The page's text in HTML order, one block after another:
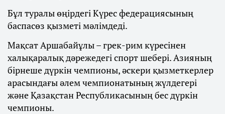
Бұл туралы өңірдегі Күрес федерациясының
баспасөз қызметі мәлімдеді.
Мақсат Аршабайұлы – грек-рим күресінен
халықаралық дәрежедегі спорт шебері. Азияның
бірнеше дүркін чемпионы, әскери қызметкерлер
арасындағы әлем чемпионатының жүлдегері
және Қазақстан Республикасының бес дүркін
чемпионы.